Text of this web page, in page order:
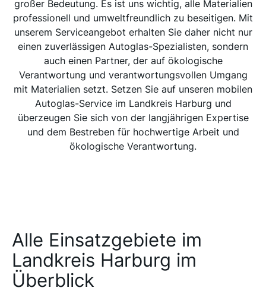
großer Bedeutung. Es ist uns wichtig, alle Materialien
professionell und umweltfreundlich zu beseitigen. Mit
unserem Serviceangebot erhalten Sie daher nicht nur
einen zuverlässigen Autoglas-Spezialisten, sondern
auch einen Partner, der auf ökologische
Verantwortung und verantwortungsvollen Umgang
mit Materialien setzt. Setzen Sie auf unseren mobilen
Autoglas-Service im Landkreis Harburg und
überzeugen Sie sich von der langjährigen Expertise
und dem Bestreben für hochwertige Arbeit und
ökologische Verantwortung.
Alle Einsatzgebiete im
Landkreis Harburg im
Überblick